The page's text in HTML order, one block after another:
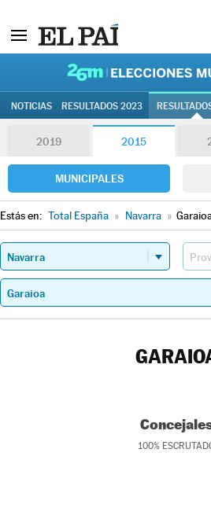
NOTICIAS RESULTADOS 2023
2019 2015
MUNICIPALES
Estás en: Total España » Navarra »
100%